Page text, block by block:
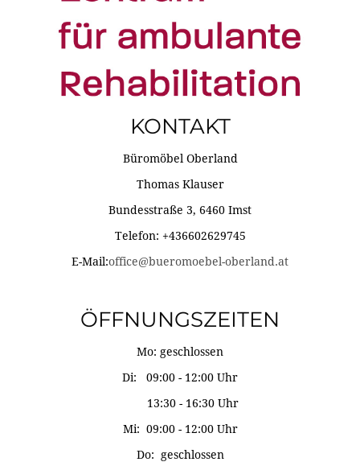
KONTAKT
Büromöbel Oberland
Thomas Klauser
Bundesstraße 3, 6460 Imst
Telefon: +436602629745
E-Mail:office@bueromoebel-oberland.at
ÖFFNUNGSZEITEN
Mo: geschlossen
Di: 09:00 - 12:00 Uhr
13:30 - 16:30 Uhr
Mi: 09:00 - 12:00 Uhr
Do: geschlossen